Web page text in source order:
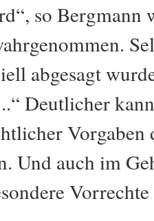
so Bergmann
abgesagt
Deutlicher
Und auch im